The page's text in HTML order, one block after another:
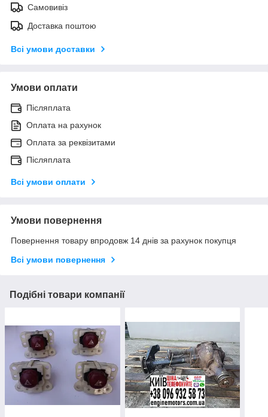
Самовивіз
Доставка поштою
Всі умови доставки
Умови оплати
Післяплата
Оплата на рахунок
Оплата за реквізитами
Післяплата
Всі умови оплати
Умови повернення
Повернення товару впродовж 14 днів за рахунок покупця
Всі умови повернення
Подібні товари компанії